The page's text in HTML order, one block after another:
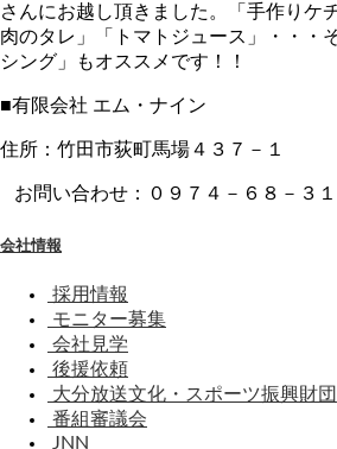
さんにお越し頂きました。「手作りケ
肉のタレ」「トマトジュース」・・・
シング」もオススメです！！
■有限会社 エム・ナイン
住所：竹田市荻町馬場４３７－１
お問い合わせ：０９７４－６８－３１
会社情報
採用情報
モニター募集
会社見学
後援依頼
大分放送文化・スポーツ振興財団
番組審議会
JNN